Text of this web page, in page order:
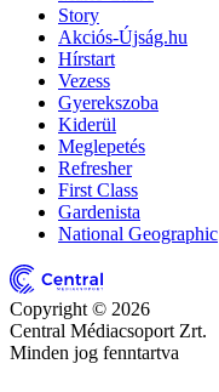
Story
Akciós-Újság.hu
Hírstart
Vezess
Gyerekszoba
Kiderül
Meglepetés
Refresher
First Class
Gardenista
National Geographic
Copyright © 2026
Central Médiacsoport Zrt.
Minden jog fenntartva